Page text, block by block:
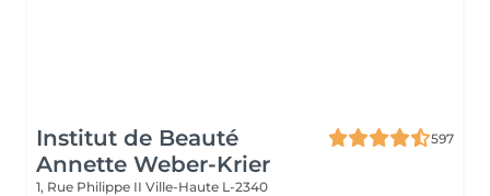
Institut de Beauté
Annette Weber-Krier
597
1, Rue Philippe II Ville-Haute L-2340